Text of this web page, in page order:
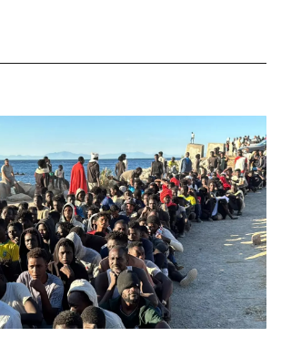
a Jácome: tumban la adjudicación
de Ourense